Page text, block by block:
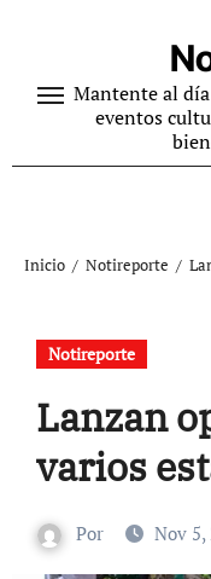
contenidoMantente al
eventos
Inicio Notireporte
Notireporte
Lanzan
varios
Por Nov 5,